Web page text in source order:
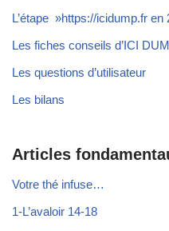
L’étape »https://icidump.fr
Les fiches conseils d’ICI
Les questions d’utilisateur
Les bilans
Articles
Votre thé infuse…
1-L’avaloir 14-18